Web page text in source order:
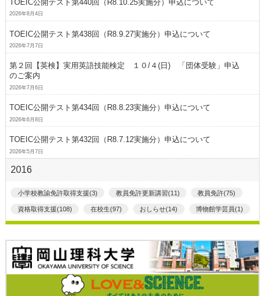
TOEIC公開テスト第440回（R8.10.25実施分）申込について
2026年8月4日
TOEIC公開テスト第438回（R8.9.27実施分）申込について
2026年7月7日
第２回【英検】実用英語技能検定 １０/４(日) 「団体受験」申込
のご案内
2026年7月6日
TOEIC公開テスト第434回（R8.8.23実施分）申込について
2026年6月8日
TOEIC公開テスト第432回（R8.7.12実施分）申込について
2026年5月7日
2016
小学校教諭免許取得支援(3) 教員免許更新講習(11) 教員免許(75)
資格取得支援(108) 在校生(97) おしらせ(14) 博物館学芸員(1)